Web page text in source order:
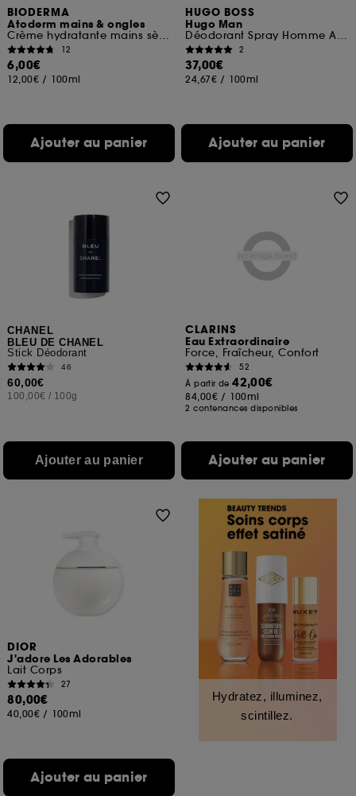
BIODERMA
Atoderm mains & ongles
Crème hydratante mains sèches abîmées
12
6,00€
12,00€ / 100ml
Ajouter au panier
HUGO BOSS
Hugo Man
Déodorant Spray Homme Acidulé et Herbacé
2
37,00€
24,67€ / 100ml
Ajouter au panier
CHANEL
BLEU DE CHANEL
Stick Déodorant
46
60,00€
100,00€ / 100g
Ajouter au panier
CLARINS
Eau Extraordinaire
Force, Fraîcheur, Confort
52
À partir de42,00€
84,00€ / 100ml
2 contenances disponibles
Ajouter au panier
DIOR
J'adore Les Adorables
Lait Corps
27
80,00€
40,00€ / 100ml
Ajouter au panier
Hydratez, illuminez,
scintillez.